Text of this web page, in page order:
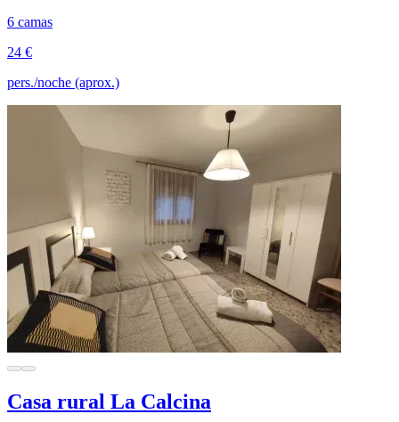
6 camas
24 €
pers./noche (aprox.)
Casa rural La Calcina